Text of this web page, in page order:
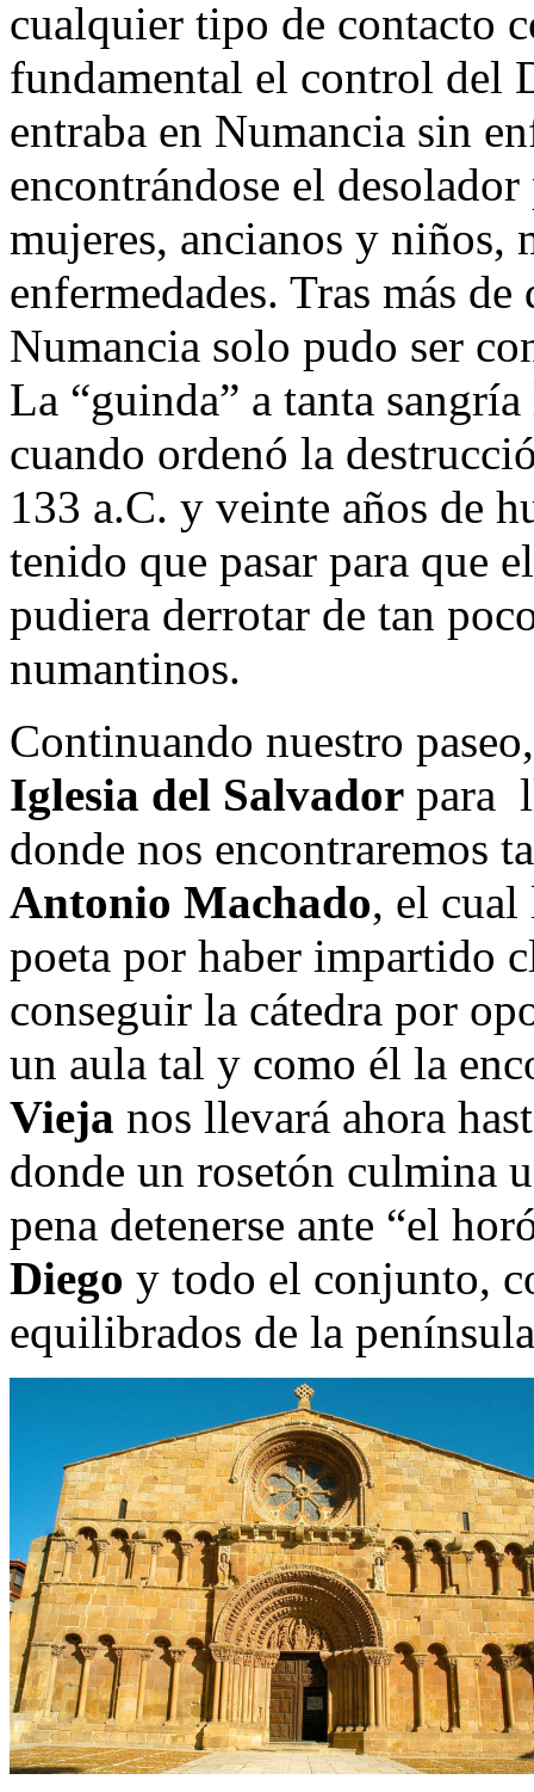
cualquier tipo de contacto
fundamental el control del
entraba en Numancia sin
encontrándose el
mujeres, ancianos y niños,
enfermedades. Tras más
Numancia solo pudo ser
La “guinda” a tanta
cuando ordenó la
133 a.C. y veinte años de
tenido que pasar para que
pudiera derrotar de tan
numantinos.
Continuando nuestro
Iglesia del Salvador para
donde nos encontraremos
Antonio Machado, el
poeta por haber impartido
conseguir la cátedra por
un aula tal y como él la
Vieja nos llevará ahora
donde un rosetón culmina
pena detenerse ante “el
Diego y todo el conjunto,
equilibrados de la